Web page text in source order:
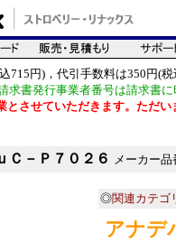
715円)，代引手数料は350円(税
求書発行事業者番号は請求書
とさせていただきます。ただ
Ｃ－Ｐ７０２６
メーカー品
◎関連カテゴ
アナデ